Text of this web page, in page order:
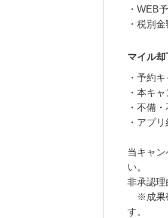
・WEB
・税別
マイル却
・予約
・本キ
・不備
・アプ
当キャ
い。
非承認理
※成果
す。